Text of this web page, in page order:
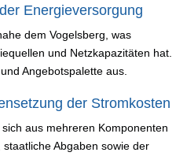
Energieversorgung
dem Vogelsberg, was
und Netzkapazitäten hat.
Angebotspalette aus.
der Stromkosten
aus mehreren Komponenten
staatliche Abgaben sowie der